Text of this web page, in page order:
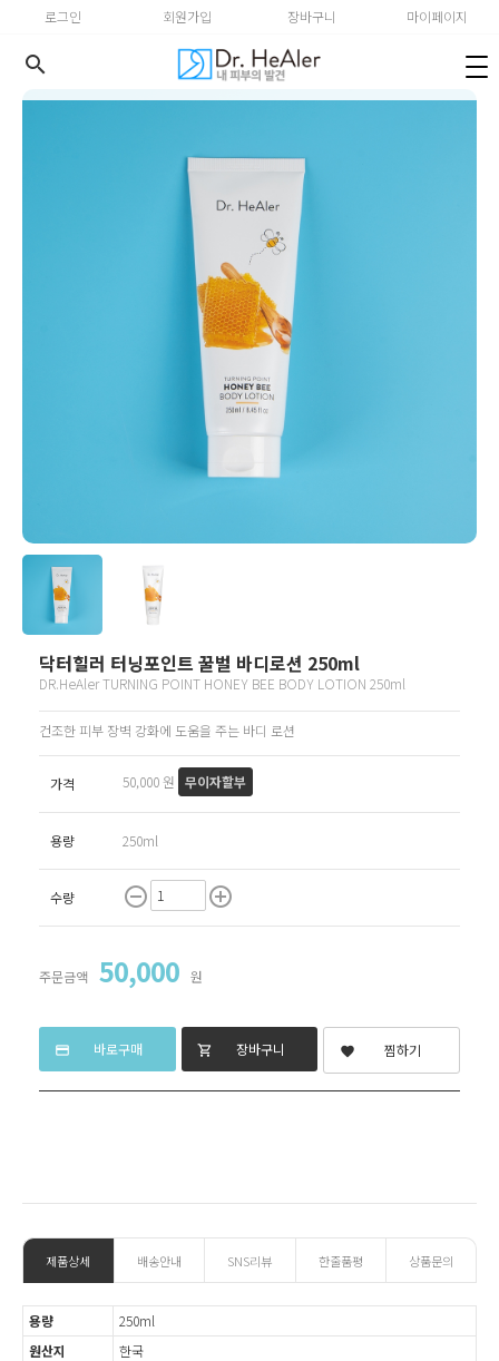
로그인 회원가입 장바구니 마이페이지
search
닥터힐러 터닝포인트 꿀벌 바디로션 250ml
DR.HeAler TURNING POINT HONEY BEE BODY LOTION 250ml
건조한 피부 장벽 강화에 도움을 주는 바디 로션
가격 50,000 원 무이자할부
용량 250ml
수량 remove_circle_outline add_circle_outline
주문금액 50,000 원
credit_card 바로구매 shopping_cart 장바구니 favorite 찜하기
제품상세 배송안내 SNS리뷰 한줄품평 상품문의
용량
250ml
원산지
한국